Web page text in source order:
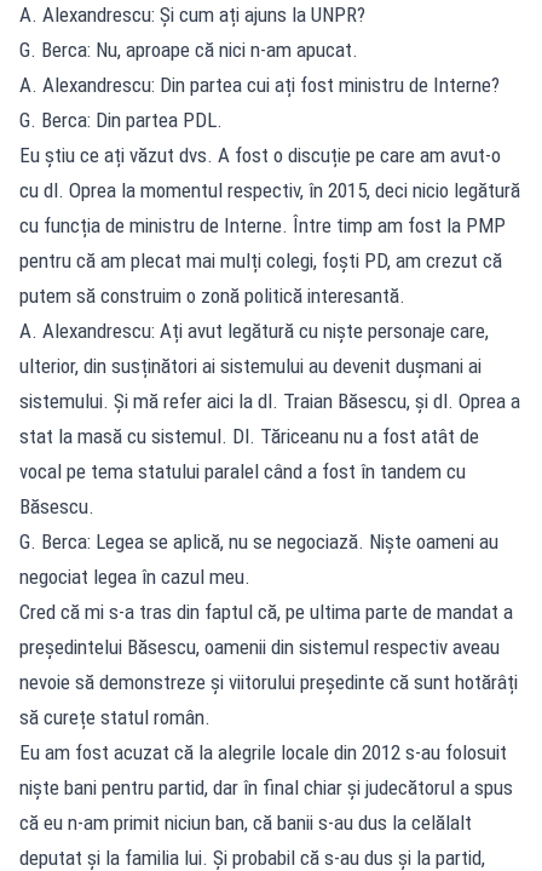
A. Alexandrescu: Și cum ați ajuns la UNPR?
G. Berca: Nu, aproape că nici n-am apucat.
A. Alexandrescu: Din partea cui ați fost ministru de Interne?
G. Berca: Din partea PDL.
Eu știu ce ați văzut dvs. A fost o discuție pe care am avut-o
cu dl. Oprea la momentul respectiv, în 2015, deci nicio legătură
cu funcția de ministru de Interne. Între timp am fost la PMP
pentru că am plecat mai mulți colegi, foști PD, am crezut că
putem să construim o zonă politică interesantă.
A. Alexandrescu: Ați avut legătură cu niște personaje care,
ulterior, din susținători ai sistemului au devenit dușmani ai
sistemului. Și mă refer aici la dl. Traian Băsescu, și dl. Oprea a
stat la masă cu sistemul. Dl. Tăriceanu nu a fost atât de
vocal pe tema statului paralel când a fost în tandem cu
Băsescu.
G. Berca: Legea se aplică, nu se negociază. Niște oameni au
negociat legea în cazul meu.
Cred că mi s-a tras din faptul că, pe ultima parte de mandat a
președintelui Băsescu, oamenii din sistemul respectiv aveau
nevoie să demonstreze și viitorului președinte că sunt hotărâți
să curețe statul român.
Eu am fost acuzat că la alegrile locale din 2012 s-au folosuit
niște bani pentru partid, dar în final chiar și judecătorul a spus
că eu n-am primit niciun ban, că banii s-au dus la celălalt
deputat și la familia lui. Și probabil că s-au dus și la partid,